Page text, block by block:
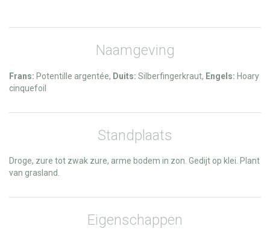
Naamgeving
Frans: Potentille argentée, Duits: Silberfingerkraut, Engels: Hoary
cinquefoil
Standplaats
Droge, zure tot zwak zure, arme bodem in zon. Gedijt op klei. Plant
van grasland.
Eigenschappen